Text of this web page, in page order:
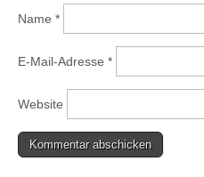
Name *
E-Mail-Adresse *
Website